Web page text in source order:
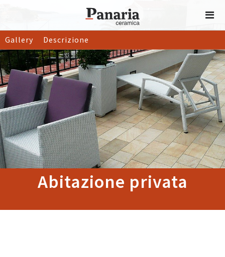
Gallery Descrizione
Abitazione privata